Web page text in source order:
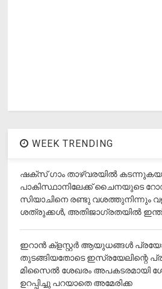
WEEK TRENDING
ഷക്സ് ​ഗാം താഴ്‌വരയിൽ
പാകിസ്ഥാനിലേക്ക് ചൈനയുടെ
സിയാചിനെ രണ്ടു വശത്തുനിന്നും
ശത്രുക്കൾ, അതിജാ​ഗ്രതയിൽ
ഇറാന്‍ ക്‌ളസ്റ്റര്‍ ആയുധങ്ങള്‍
തുടങ്ങിയതോടെ ഇസ്രയേലിന്റെ
മിസൈല്‍ ശേഖരം അപകടരമായി
ഉറപ്പിച്ചു പറയാതെ അമേരിക്ക